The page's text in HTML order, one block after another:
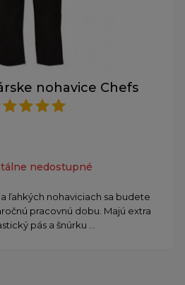
nohavice Chefs
nedostupné
ľahkých nohaviciach sa budete
pracovnú dobu. Majú extra
pás a šnúrku ...